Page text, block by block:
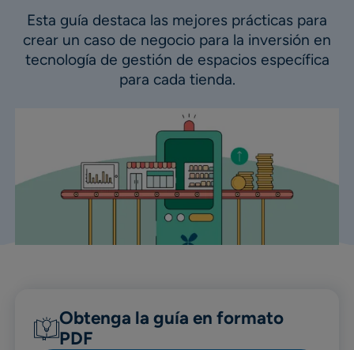
Esta guía destaca las mejores prácticas para
crear un caso de negocio para la inversión en
tecnología de gestión de espacios específica
para cada tienda.
Obtenga la guía en formato
PDF